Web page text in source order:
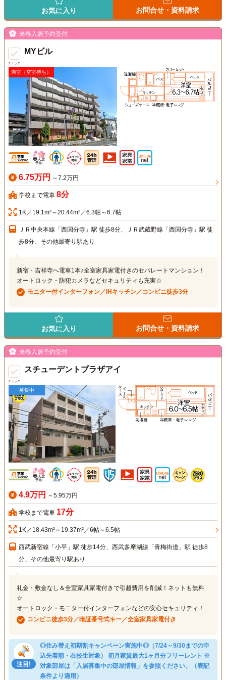
お気に入り お問合せ・資料請求
チェック
来春入居予約受付
MYビル
満室（空室待ち）
6.75万円 ～7.2万円
学校まで電車 8分
1K／19.1m²～20.44m²／6.3帖～6.7帖
ＪＲ中央本線「西国分寺」駅 徒歩8分、ＪＲ武蔵野線「西国分寺」駅 徒
歩8分、その他最寄り駅あり
新宿・吉祥寺へ電車1本♪全室家具家電付きのセパレートマンション！
オートロック・防犯カメラなどセキュリティも充実☆
モニター付インターフォン／IHキッチン／コンビニ徒歩3分
お気に入り お問合せ・資料請求
チェック
来春入居予約受付
スチューデントプラザアイ
募集中
4.9万円 ～5.95万円
学校まで電車 17分
1K／18.43m²～19.37m²／6帖～6.5帖
西武新宿線「小平」駅 徒歩14分、西武多摩湖線「青梅街道」駅 徒歩8
分、その他最寄り駅あり
礼金・敷金なし＆全室家具家電付きで引越費用を削減！ネットも無料
☆
オートロック・モニター付インターフォンなどの安心セキュリティ！
コンビニ徒歩3分／暗証番号式キー／全室家具家電付き
◎住み替え初期割キャンペーン実施中◎（7/24～9/30までの申
込先着順・在校生対象） 初月家賃最大1ヶ月分フリーレント ※
対象部屋は「入居募集中の部屋情報」を参照ください。（表記
条件より適用）